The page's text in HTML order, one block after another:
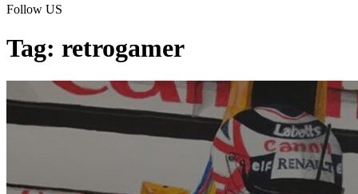
Follow US
Tag: retrogamer